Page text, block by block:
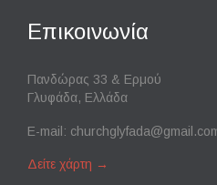
Επικοινωνία
Πανδώρας 33 & Ερμού
Γλυφάδα, Ελλάδα
E-mail:
Δείτε χάρτη →